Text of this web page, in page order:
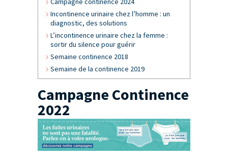
Incontinence urinaire chez l’homme : un
diagnostic, des solutions
L’incontinence urinaire chez la femme :
sortir du silence pour guérir
Semaine continence 2018
Semaine de la continence 2019
Campagne Continence
2022